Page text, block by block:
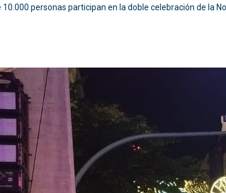
personas participan ​en la doble celebración de la